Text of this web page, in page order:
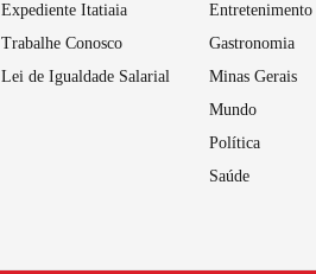
Expediente Itatiaia
Trabalhe Conosco
Lei de Igualdade Salarial
Entretenimento
Gastronomia
Minas Gerais
Mundo
Política
Saúde